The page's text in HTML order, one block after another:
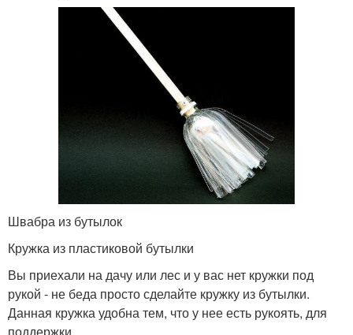
Швабра из бутылок
Кружка из пластиковой бутылки
Вы приехали на дачу или лес и у вас нет кружки под
рукой - не беда просто сделайте кружку из бутылки.
Данная кружка удобна тем, что у нее есть рукоять, для